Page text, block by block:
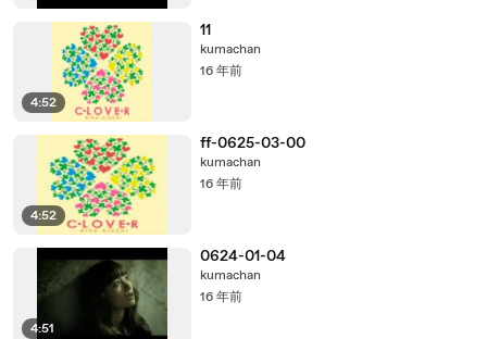
4:52
11
kumachan
16 年前
4:52
ff-0625-03-00
kumachan
16 年前
4:51
0624-01-04
kumachan
16 年前